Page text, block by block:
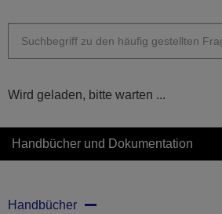
Wird geladen, bitte warten ...
Handbücher und Dokumentation
Handbücher